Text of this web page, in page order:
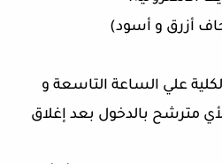
جاف أزرق و أسود)
علي الساعة التاسعة و
مترشح بالدخول بعد إغلاق